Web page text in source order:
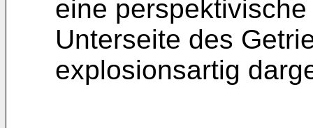
eine
Unterseite des
explosionsartig